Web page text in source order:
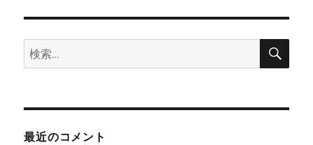
検
索:
検
最近のコメント